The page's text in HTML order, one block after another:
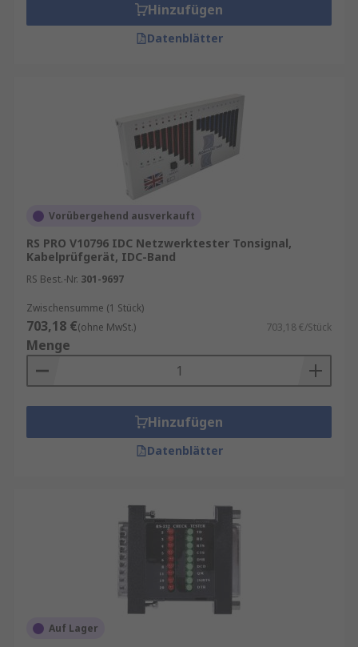
Hinzufügen
Datenblätter
Vorübergehend ausverkauft
RS PRO V10796 IDC Netzwerktester Tonsignal,
Kabelprüfgerät, IDC-Band
RS Best.-Nr. 301-9697
Zwischensumme (1 Stück)
703,18 €(ohne MwSt.) 703,18 €/Stück
Menge
Hinzufügen
Datenblätter
Auf Lager